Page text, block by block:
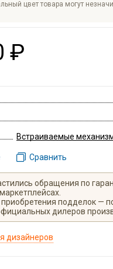
цвет товара могут
₽
Встраиваемые
Сравнить
обращения по
подделок —
дилеров
дизайнеров